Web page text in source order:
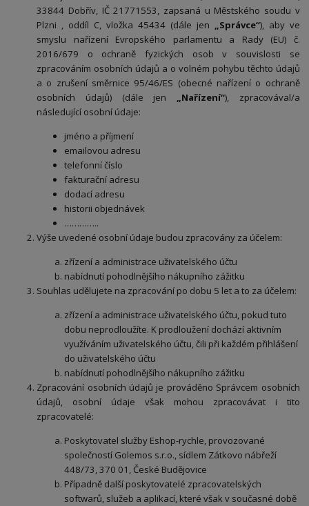
33844 Dobřív, IČ 21771553, zapsaná u Městského soudu v
Plzni , oddíl C, vložka 45434 (dále jen „Správce“), aby ve
smyslu nařízení Evropského parlamentu a Rady (EU) č.
2016/679 o ochraně fyzických osob v souvislosti se
zpracováním osobních údajů a o volném pohybu těchto údajů
a o zrušení směrnice 95/46/ES (obecné nařízení o ochraně
osobních údajů) (dále jen „Nařízení“), zpracovával/a
následující osobní údaje:
jméno a příjmení
emailovou adresu
telefonní číslo
fakturační adresu
dodací adresu
historii objednávek
…………..
Výše uvedené osobní údaje budou zpracovány za účelem:
zřízení a administrace uživatelského účtu
nabídnutí pohodlnějšího nákupního zážitku
Souhlas udělujete na zpracování po dobu 5 let a to za účelem:
zřízení a administrace uživatelského účtu, pokud tuto
dobu neprodloužíte. K prodloužení dochází aktivním
využíváním uživatelského účtu, čili při každém přihlášení
do uživatelského účtu
nabídnutí pohodlnějšího nákupního zážitku
Zpracování osobních údajů je prováděno Správcem osobních
údajů, osobní údaje však mohou zpracovávat i tito
zpracovatelé:
Poskytovatel služby Eshop-rychle, provozované
společností Golemos s.r.o., sídlem Zátkovo nábřeží
448/73, 370 01, České Budějovice
Případně další poskytovatelé zpracovatelských
softwarů, služeb a aplikací, které však v současné době